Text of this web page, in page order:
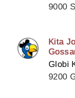
Kita
Globi
9200